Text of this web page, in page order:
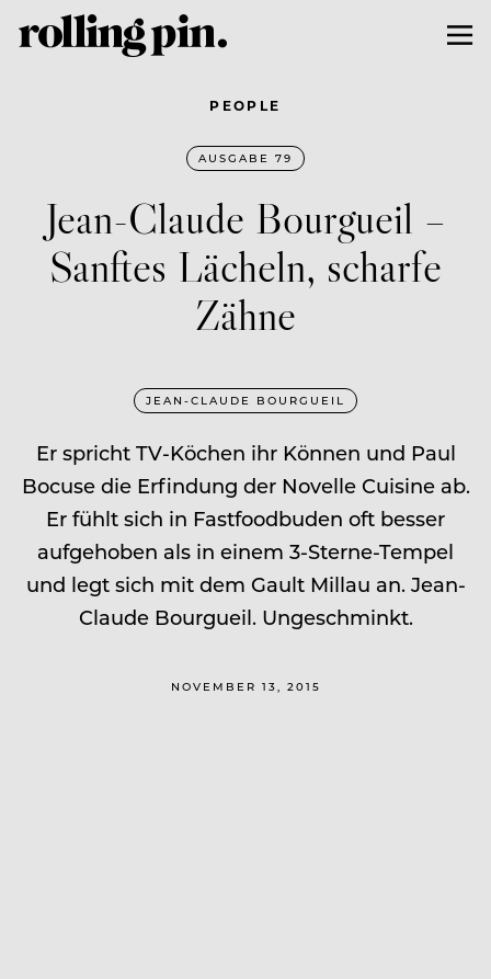
PEOPLE
AUSGABE 79
Jean-Claude Bourgueil –
Sanftes Lächeln, scharfe
Zähne
JEAN-CLAUDE BOURGUEIL
Er spricht TV-Köchen ihr Können und Paul
Bocuse die Erfindung der Novelle Cuisine ab.
Er fühlt sich in Fastfoodbuden oft besser
aufgehoben als in einem 3-Sterne-Tempel
und legt sich mit dem Gault Millau an. Jean-
Claude Bourgueil. Ungeschminkt.
NOVEMBER 13, 2015